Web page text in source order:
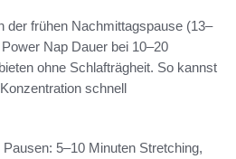
der frühen Nachmittagspause (13–
Nap Dauer bei 10–20
ohne Schlafträgheit. So kannst
schnell
5–10 Minuten Stretching,